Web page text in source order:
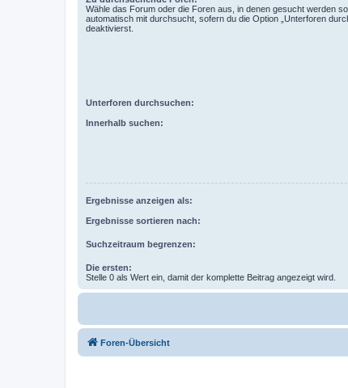
Wähle das Forum oder die Foren aus, in denen gesucht werden
automatisch mit durchsucht, sofern du die Option „Unterforen
deaktivierst.
Unterforen durchsuchen:
Innerhalb suchen:
Ergebnisse anzeigen als:
Ergebnisse sortieren nach:
Suchzeitraum begrenzen:
Die ersten:
Stelle 0 als Wert ein, damit der komplette Beitrag angezeigt wird.
Foren-Übersicht